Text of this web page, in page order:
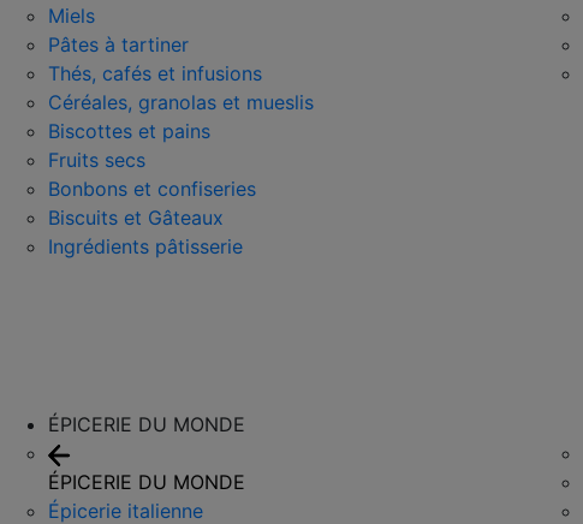
Miels
Pâtes à tartiner
Thés, cafés et infusions
Céréales, granolas et mueslis
Biscottes et pains
Fruits secs
Bonbons et confiseries
Biscuits et Gâteaux
Ingrédients pâtisserie
ÉPICERIE DU MONDE
ÉPICERIE DU MONDE
Épicerie italienne